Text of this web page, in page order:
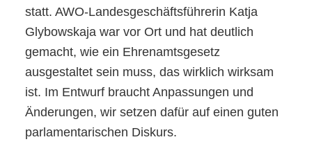
statt. AWO-Landesgeschäftsführerin Katja
Glybowskaja war vor Ort und hat deutlich
gemacht, wie ein Ehrenamtsgesetz
ausgestaltet sein muss, das wirklich wirksam
ist. Im Entwurf braucht Anpassungen und
Änderungen, wir setzen dafür auf einen guten
parlamentarischen Diskurs.